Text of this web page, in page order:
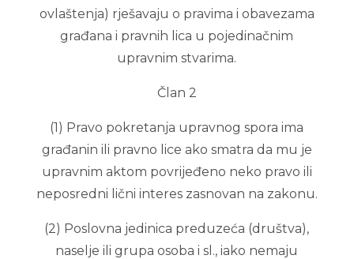
ovlaštenja) rješavaju o pravima i obavezama
građana i pravnih lica u pojedinačnim
upravnim stvarima.
Član 2
(1) Pravo pokretanja upravnog spora ima
građanin ili pravno lice ako smatra da mu je
upravnim aktom povrijeđeno neko pravo ili
neposredni lični interes zasnovan na zakonu.
(2) Poslovna jedinica preduzeća (društva),
naselje ili grupa osoba i sl., iako nemaju